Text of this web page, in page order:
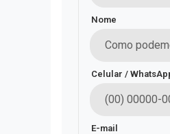
Nome
Celular /
E-mail